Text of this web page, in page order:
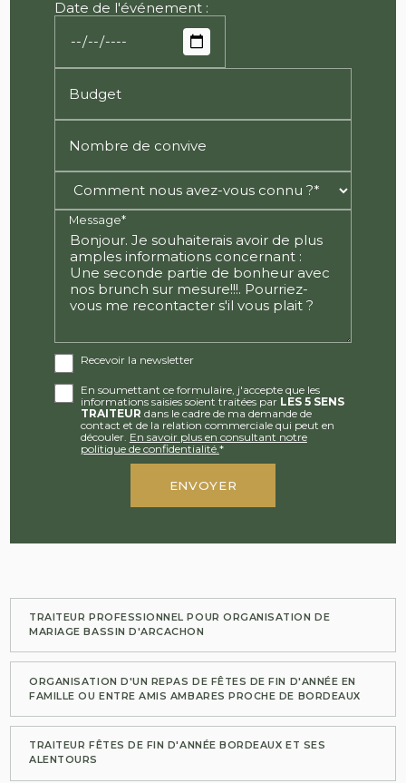
Date de l'événement :
Budget
Nombre de convive
Message*
Recevoir la newsletter
En soumettant ce formulaire, j'accepte que les
informations saisies soient traitées par LES 5 SENS
TRAITEUR dans le cadre de ma demande de
contact et de la relation commerciale qui peut en
découler. En savoir plus en consultant notre
politique de confidentialité. *
TRAITEUR PROFESSIONNEL POUR ORGANISATION DE
MARIAGE BASSIN D'ARCACHON
ORGANISATION D'UN REPAS DE FÊTES DE FIN D'ANNÉE EN
FAMILLE OU ENTRE AMIS AMBARES PROCHE DE BORDEAUX
TRAITEUR FÊTES DE FIN D'ANNÉE BORDEAUX ET SES
ALENTOURS